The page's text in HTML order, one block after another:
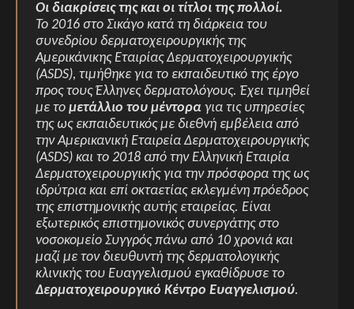
Οι διακρίσεις της και οι τίτλοι της πολλοί.
Το 2016 στο Σικάγο κατά τη διάρκεια του
συνεδρίου δερματοχειρουργικής της
Aμερικάνικης Eταιρίας Δερματοχειρουργικής
(ASDS), τιμήθηκε για το εκπαιδευτικό της έργο
προς τους Έλληνες δερματολόγους. Έχει τιμηθεί
με το μετάλλιο του μέντορα για τις υπηρεσίες
της ως εκπαιδευτικός με διεθνή εμβέλεια από
την Αμερικανική Εταιρεία Δερματοχειρουργικής
(ASDS) και το 2018 από την Ελληνική Εταιρία
Δερματοχειρουργικής για την πρόσφορα της ως
ιδρύτρια και επί οκταετίας εκλεγμένη πρόεδρος
της επιστημονικής αυτής εταιρείας. Είναι
εξωτερικός επιστημονικός συνεργάτης στο
νοσοκομείο Συγγρός πάνω από 10 χρονιά και
μαζί με τον διευθυντή της δερματολογικής
κλινικής του Ευαγγελισμού εγκαθίδρυσε το
Δερματοχειρουργικό Κέντρο Ευαγγελισμού.